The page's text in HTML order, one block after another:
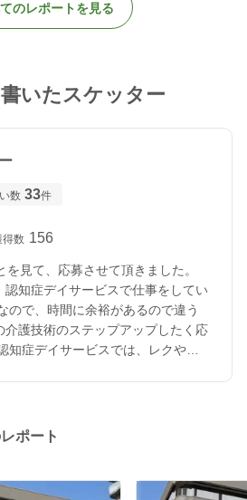
のレポートを見る
いたスケッター
数 33件
得数 156
見て、応募させて頂きました。
知症デイサービスで仕事をしてい
ので、時間に余裕があるので違う
介護技術のステップアップしたく応
知症デイサービスでは、レクやト
います。 よろしくお願いしま
ポート